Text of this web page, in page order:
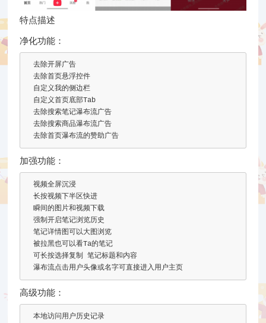
特点描述
净化功能：
去除开屏广告
去除首页悬浮控件
自定义我的侧边栏
自定义首页底部Tab
去除搜索笔记瀑布流广告
去除搜索商品瀑布流广告
去除首页瀑布流的赞助广告
加强功能：
视频全屏沉浸
长按视频下半区快进
瞬间的图片和视频下载
强制开启笔记浏览历史
笔记详情图可以大图浏览
被拉黑也可以看Ta的笔记
可长按选择复制
笔记标题和内容
瀑布流点击用户头像或名字可直接进入用户主页
高级功能：
本地访问用户历史记录